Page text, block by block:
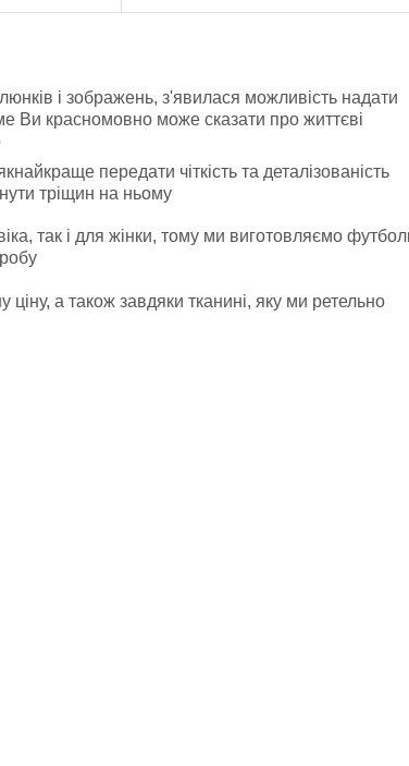
і зображень, з'явилася можливість надати
Ви красномовно може сказати про життєві
передати чіткість та деталізованість
тріщин на ньому
так і для жінки, тому ми виготовляємо
а також завдяки тканині, яку ми ретельно